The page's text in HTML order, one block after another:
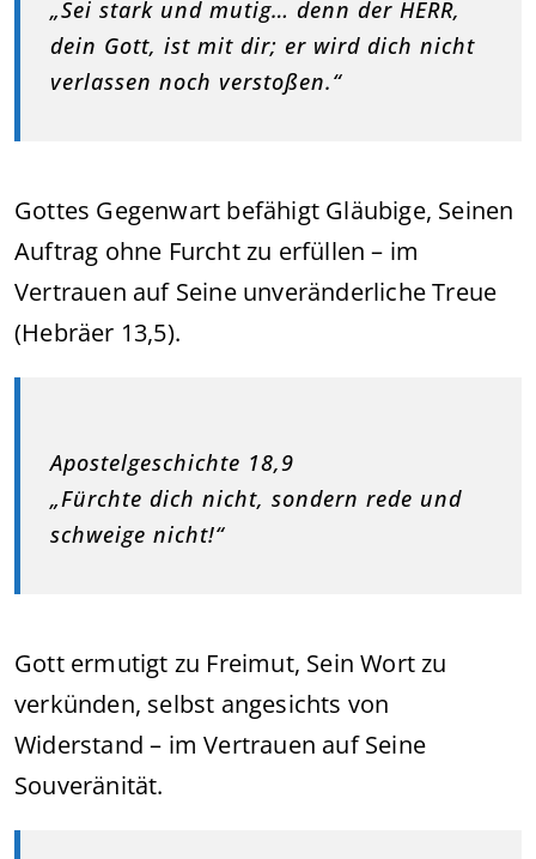
„Sei stark und mutig… denn der HERR,
dein Gott, ist mit dir; er wird dich nicht
verlassen noch verstoßen.“
Gottes Gegenwart befähigt Gläubige, Seinen
Auftrag ohne Furcht zu erfüllen – im
Vertrauen auf Seine unveränderliche Treue
(Hebräer 13,5).
Apostelgeschichte 18,9
„Fürchte dich nicht, sondern rede und
schweige nicht!“
Gott ermutigt zu Freimut, Sein Wort zu
verkünden, selbst angesichts von
Widerstand – im Vertrauen auf Seine
Souveränität.